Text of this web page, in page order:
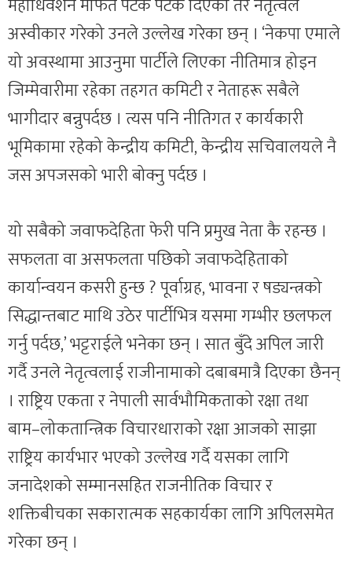
महाधिवेशन मार्फत पटक पटक दिएको तर नेतृत्वले
अस्वीकार गरेको उनले उल्लेख गरेका छन् । ‘नेकपा एमाले
यो अवस्थामा आउनुमा पार्टीले लिएका नीतिमात्र होइन
जिम्मेवारीमा रहेका तहगत कमिटी र नेताहरू सबैले
भागीदार बन्नुपर्दछ । त्यस पनि नीतिगत र कार्यकारी
भूमिकामा रहेको केन्द्रीय कमिटी, केन्द्रीय सचिवालयले नै
जस अपजसको भारी बोक्नु पर्दछ ।
यो सबैको जवाफदेहिता फेरी पनि प्रमुख नेता कै रहन्छ ।
सफलता वा असफलता पछिको जवाफदेहिताको
कार्यान्वयन कसरी हुन्छ ? पूर्वाग्रह, भावना र षड्यन्त्रको
सिद्धान्तबाट माथि उठेर पार्टीभित्र यसमा गम्भीर छलफल
गर्नु पर्दछ,’ भट्टराईले भनेका छन् । सात बुँदे अपिल जारी
गर्दै उनले नेतृत्वलाई राजीनामाको दबाबमात्रै दिएका छैनन्
। राष्ट्रिय एकता र नेपाली सार्वभौमिकताको रक्षा तथा
बाम–लोकतान्त्रिक विचारधाराको रक्षा आजको साझा
राष्ट्रिय कार्यभार भएको उल्लेख गर्दै यसका लागि
जनादेशको सम्मानसहित राजनीतिक विचार र
शक्तिबीचका सकारात्मक सहकार्यका लागि अपिलसमेत
गरेका छन् ।